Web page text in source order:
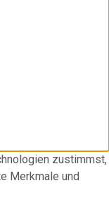
zustimmst,
Merkmale und